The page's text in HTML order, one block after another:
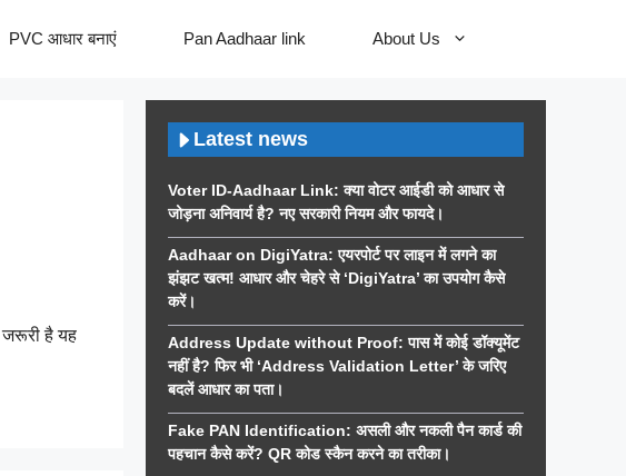
PVC आधार बनाएं Pan Aadhaar link About Us
जरूरी है यह
Latest news
Voter ID-Aadhaar Link: क्या वोटर आईडी को आधार से
जोड़ना अनिवार्य है? नए सरकारी नियम और फायदे।
Aadhaar on DigiYatra: एयरपोर्ट पर लाइन में लगने का
झंझट खत्म! आधार और चेहरे से ‘DigiYatra’ का उपयोग कैसे
करें।
Address Update without Proof: पास में कोई डॉक्यूमेंट
नहीं है? फिर भी ‘Address Validation Letter’ के जरिए
बदलें आधार का पता।
Fake PAN Identification: असली और नकली पैन कार्ड की
पहचान कैसे करें? QR कोड स्कैन करने का तरीका।